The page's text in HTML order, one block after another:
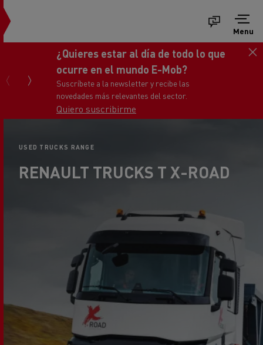
Menu
Consigue tu nuevo Renault Trucks
Master
Ponte en contacto con nosotros
RENAULT TRUCKS T X-ROAD